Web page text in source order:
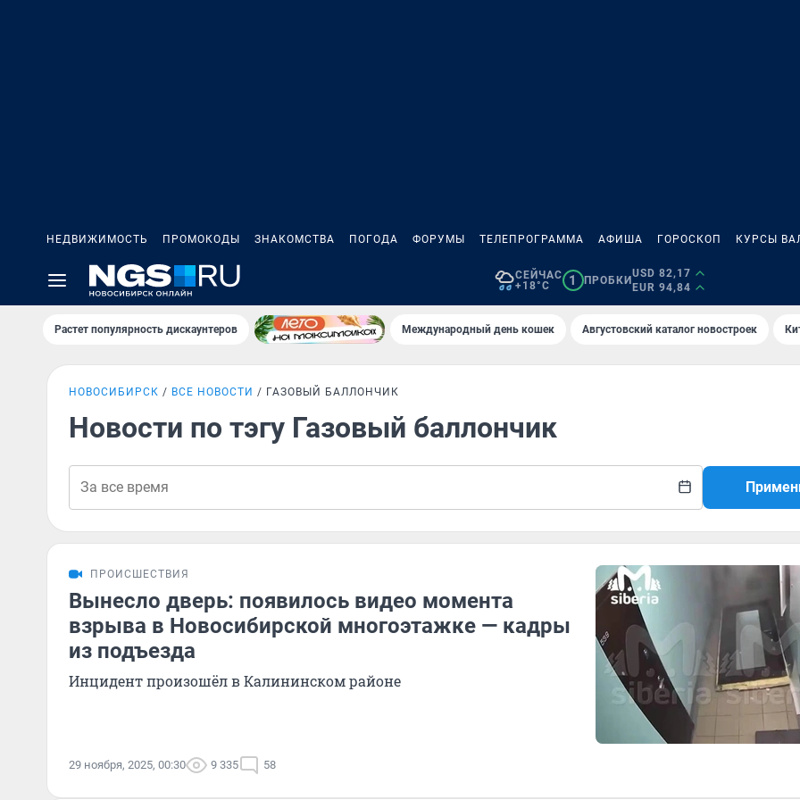
НЕДВИЖИМОСТЬ ПРОМОКОДЫ ЗНАКОМСТВА ПОГОДА ФОРУМЫ ТЕЛЕПРОГРАММА АФИША ГОРОСКОП КУРСЫ
СЕЙЧАС
+18°C
1 ПРОБКИ
USD 82,17
EUR 94,84
Растет популярность дискаунтеров Международный день кошек Августовский каталог новостроек
НОВОСИБИРСК ВСЕ НОВОСТИ ГАЗОВЫЙ БАЛЛОНЧИК
Новости по тэгу Газовый баллончик
ПРОИСШЕСТВИЯ
Вынесло дверь: появилось видео момента
взрыва в Новосибирской многоэтажке — кадры
из подъезда
Инцидент произошёл в Калининском районе
29 ноября, 2025, 00:30 9 335 58